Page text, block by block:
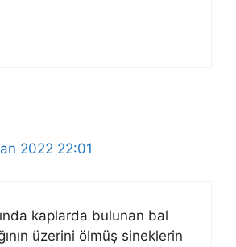
2022 22:01
kaplarda bulunan bal
üzerini ölmüş sineklerin